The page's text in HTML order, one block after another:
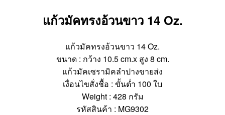
แก้วมัคทรงอ้วนขาว 14 Oz.
แก้วมัคทรงอ้วนขาว 14 Oz.
ขนาด : กว้าง 10.5 cm.x สูง 8 cm.
แก้วมัคเซรามิคลำปางขายส่ง
เงื่อนไขสั่งชื้อ : ขั้นต่ำ 100 ใบ
Weight : 428 กรัม
รหัสสินค้า : MG9302